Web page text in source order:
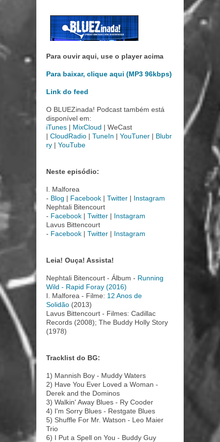
Para ouvir aqui, use o player acima
Para baixar, clique aqui (MP3 96kbps)
Link do feed
O BLUEZinada! Podcast também está
disponível em:
iTunes | MixCloud | WeCast
| CloudRadio | TuneIn | YouTuner | Blubr
ry | YouTube
Neste episódio:
I. Malforea
- Blog | Facebook | Twitter | Instagram
Nephtali Bitencourt
- Facebook | Twitter | Instagram
Lavus Bittencourt
- Facebook | Twitter | Instagram
Leia! Ouça! Assista!
Nephtali Bitencourt - Álbum - Running
Wild - Rapid Foray (2016)
I. Malforea - Filme: 12 Anos de
Solidão (2013)
Lavus Bittencourt - Filmes: Cadillac
Records (2008); The Buddy Holly Story
(1978)
Tracklist do BG:
1) Mannish Boy - Muddy Waters
2) Have You Ever Loved a Woman -
Derek and the Dominos
3) Walkin' Away Blues - Ry Cooder
4) I'm Sorry Blues - Restgate Blues
5) Shuffle For Mr. Watson - Leo Maier
Trio
6) I Put a Spell on You - Buddy Guy